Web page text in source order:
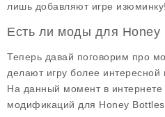
лишь добавляют игре изюминку!
Есть ли моды для Honey
Теперь давай поговорим про
делают игру более
На данный момент в интернете
модификаций для Honey